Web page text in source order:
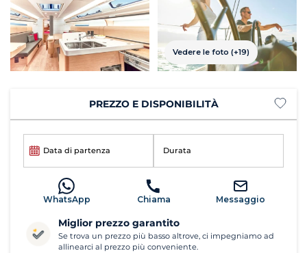
Vedere le foto (+19)
PREZZO E DISPONIBILITÀ
Data di partenza Durata
WhatsApp Chiama Messaggio
Miglior prezzo garantito
Se trova un prezzo più basso altrove, ci impegniamo ad
allinearci al prezzo più conveniente.